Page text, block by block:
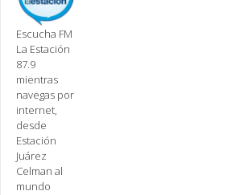
Escucha FM
La Estación
87.9
mientras
navegas por
internet,
desde
Estación
Juárez
Celman al
mundo